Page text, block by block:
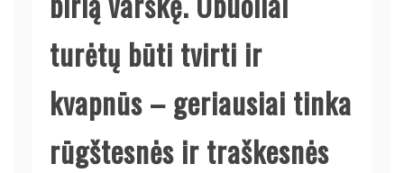
turėtų būti tvirti ir
kvapnūs – geriausiai tinka
rūgštesnės ir traškesnės